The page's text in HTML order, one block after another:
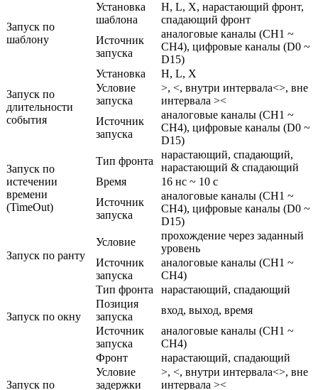
Запуск по
шаблону
Установка
шаблона
H, L, X, нарастающий фронт,
спадающий фронт
Источник
запуска
аналоговые каналы (CH1 ~
CH4), цифровые каналы (D0 ~
D15)
Запуск по
длительности
события
Установка
H, L, X
Условие
запуска
>, <, внутри интервала<>, вне
интервала ><
Источник
запуска
аналоговые каналы (CH1 ~
CH4), цифровые каналы (D0 ~
D15)
Запуск по
истечении
времени
(TimeOut)
Тип фронта
нарастающий, спадающий,
нарастающий & спадающий
Время
16 нс ~ 10 с
Источник
запуска
аналоговые каналы (CH1 ~
CH4), цифровые каналы (D0 ~
D15)
Запуск по ранту
Условие
прохождение через заданный
уровень
Источник
запуска
аналоговые каналы (CH1 ~
CH4)
Запуск по окну
Тип фронта
нарастающий, спадающий
Позиция
запуска
вход, выход, время
Источник
запуска
аналоговые каналы (CH1 ~
CH4)
Запуск по
Фронт
нарастающий, спадающий
Условие
задержки
>, <, внутри интервала<>, вне
интервала ><